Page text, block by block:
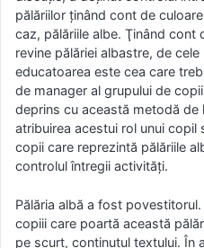
pălăriilor ţinând cont de
caz, pălăriile albe. Ţinând cont
revine pălăriei albastre, de
educatoarea este cea care
de manager al grupului de
deprins cu această metodă de
atribuirea acestui rol unui copil
copii care reprezintă pălăriile
controlul întregii activităţi.
Pălăria albă a fost
copiii care poartă această
pe scurt, conţinutul textului. În